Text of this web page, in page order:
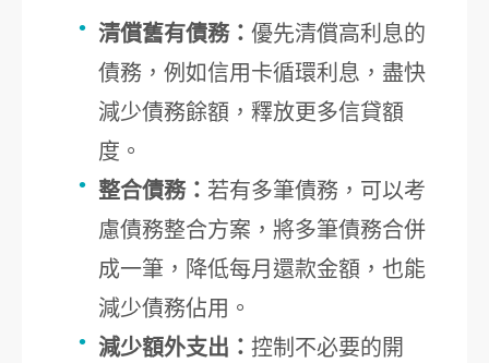
清償舊有債務： 優先清償高利息的
債務，例如信用卡循環利息，盡快
減少債務餘額，釋放更多信貸額
度。
整合債務： 若有多筆債務，可以考
慮債務整合方案，將多筆債務合併
成一筆，降低每月還款金額，也能
減少債務佔用。
減少額外支出： 控制不必要的開